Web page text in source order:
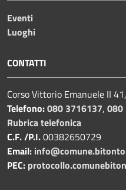
Eventi
Luoghi
CONTATTI
Corso Vittorio Emanuele II
Telefono:080 3716137, 080
Rubrica telefonica
C.F. /P.I.00382650729
Email:
PEC: